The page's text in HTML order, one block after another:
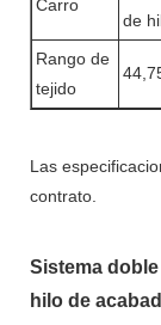
Carro
de
Rango de
tejido
Las
contrato.
Sistema
hilo de